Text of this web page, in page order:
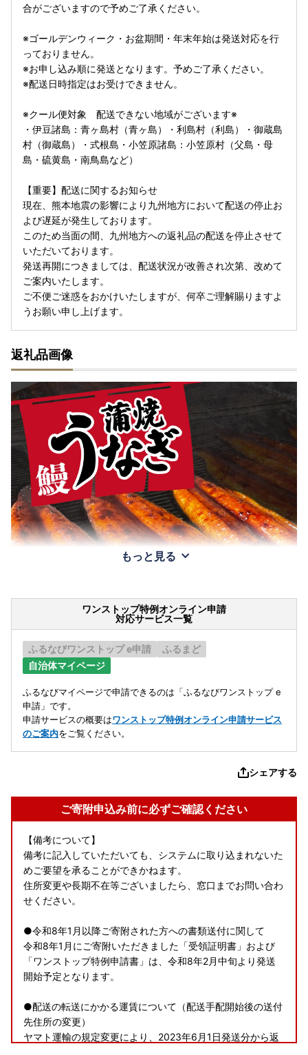
合がございますので予めご了承ください。
※ゴールデンウィーク・お盆期間・年末年始は発送対応を行
っておりません。
※お申し込み順に発送となります。予めご了承ください。
※配送日時指定はお受けできません。
※クール便対象 配送できない地域がございます※
・伊豆諸島：青ヶ島村（青ヶ島）・利島村（利島）・御蔵島
村（御蔵島）・式根島・小笠原諸島：小笠原村（父島・母
島・硫黄島・南鳥島など）
【重要】配送に関するお知らせ
現在、熊本地震の影響により九州地方において配送の停止お
よび遅延が発生しております。
このため当面の間、九州地方への返礼品の配送を停止させて
いただいております。
発送再開につきましては、配送状況が改善され次第、改めて
ご案内いたします。
ご不便ご迷惑をおかけいたしますが、何卒ご理解賜りますよ
うお願い申し上げます。
返礼品画像
もっと見る
ワンストップ特例オンライン申請
対応サービス一覧
ふるなびワンストップ e申請
ふるまど
自治体マイページ
ふるなびマイページで申請できるのは「ふるなびワンストップ e
申請」です。
申請サービスの概要はワンストップ特例オンライン申請サービス
のご案内をご覧ください。
シェアする
ご寄附申込み前に必ずご確認ください
【備考について】
備考に記入していただいても、システムに取り込まれないた
めご要望を承ることができかねます。
住所変更や長期不在等ございましたら、窓口までお問い合わ
せください。
●令和8年1月以降ご寄附された方への書類送付に関して
令和8年1月にご寄附いただきました「受領証明書」および
「ワンストップ特例申請書」は、令和8年2月中旬より発送
開始予定となります。
●配送の転送にかかる運賃について（配送手配開始後の送付
先住所の変更）
ヤマト運輸の規定変更により、2023年6月1日発送分から返